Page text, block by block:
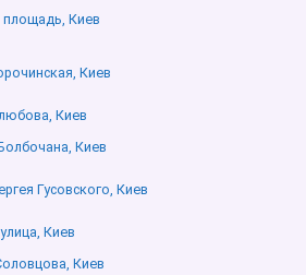
площадь, Киев
Киев
Киев
Киев
Гусовского, Киев
Киев
Киев